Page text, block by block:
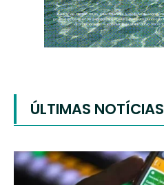
ÚLTIMAS NOTÍCIAS